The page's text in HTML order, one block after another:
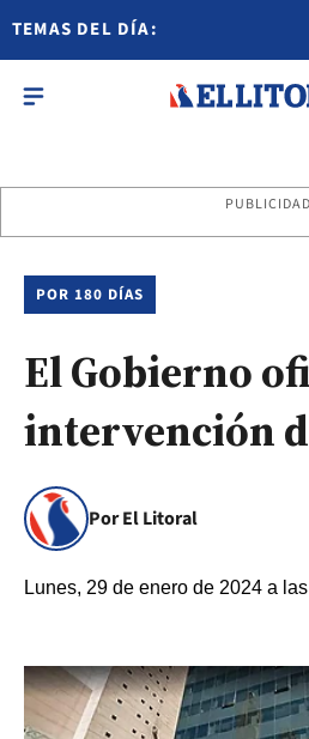
TEMAS DEL DÍA:
PUBLICIDAD
POR 180 DÍAS
El Gobierno
intervención
Por El Litoral
Lunes, 29 de enero de 2024 a